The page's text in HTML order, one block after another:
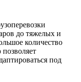
до тяжелых и
количество
под